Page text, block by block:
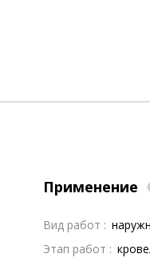
Применение
Вид работ :
Этап работ :